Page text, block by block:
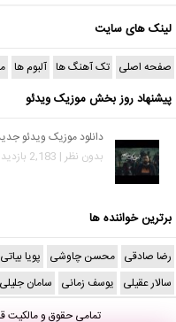
لینک های سایت
صفحه اصلی تک آهنگ ها آلبوم ها
پیشنهاد روز بخش موزیک ویدئو
دانلود موزیک ویدئو
بدون نظر | 2,183 بازدید
برترین خواننده ها
رضا صادقی محسن چاوشی پویا بیاتی
سالار عقیلی یوسف زمانی سامان جلیلی
تمامی حقوق و مالکیت